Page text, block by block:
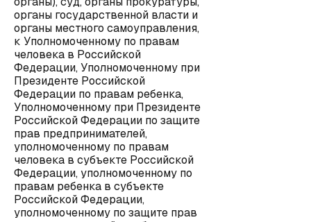
органы государственной власти и
органы местного самоуправления,
к Уполномоченному по правам
человека в Российской
Федерации, Уполномоченному при
Президенте Российской
Федерации по правам ребенка,
Уполномоченному при Президенте
Российской Федерации по защите
прав предпринимателей,
уполномоченному по правам
человека в субъекте Российской
Федерации, уполномоченному по
правам ребенка в субъекте
Российской Федерации,
уполномоченному по защите прав